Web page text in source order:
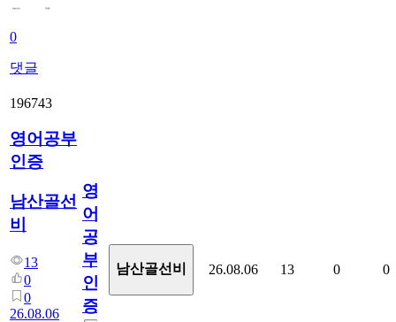
0
댓글
196743
영어공부
인증
남산골선
비
13
0
0
26.08.06
영
어
공
부
인
증
남산골선비 26.08.06 13 0 0